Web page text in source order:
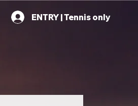
ENTRY | Tennis only